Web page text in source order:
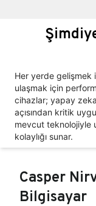
Her yerde gelişmek
ulaşmak için
cihazlar; yapay
açısından kritik
mevcut teknolojiyle
kolaylığı sunar.
Casper
Bilgisayar